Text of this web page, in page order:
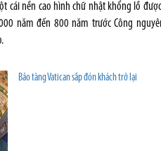
cái nền cao hình chữ nhật khổng lồ
năm đến 800 năm trước Công
Bảo tàng Vatican sắp đón khách trở lại